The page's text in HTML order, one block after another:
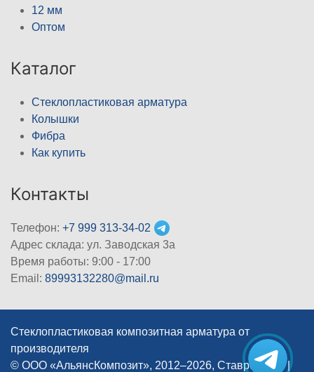
12 мм
Оптом
Каталог
Стеклопластиковая арматура
Колышки
Фибра
Как купить
Контакты
Телефон: +7 999 313-34-02
Адрес склада: ул. Заводская 3а
Время работы: 9:00 - 17:00
Email: 89993132280@mail.ru
Стеклопластиковая композитная арматура от
производителя
© ООО «АльянсКомпозит», 2012–2026, Ставрополь
|